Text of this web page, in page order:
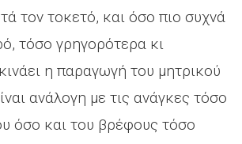
τον τοκετό, και όσο πιο συχνά
τόσο γρηγορότερα κι
η παραγωγή του μητρικού
ανάλογη με τις ανάγκες τόσο
όσο και του βρέφους τόσο